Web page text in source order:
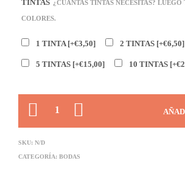
TINTAS ¿CUÁNTAS TINTAS NECESITAS? LUEGO
COLORES.
1 TINTA[+€3,50] 2 TINTAS [+€6,50]
5 TINTAS [+€15,00] 10 TINTAS
CANTIDAD
SKU: N/D
CATEGORÍA: BODAS